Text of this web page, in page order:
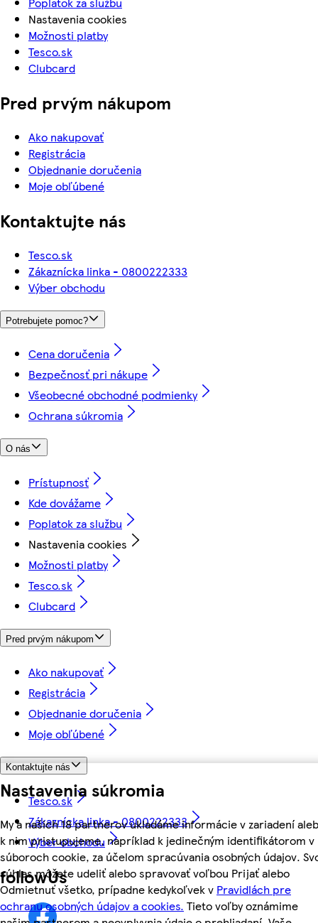
Nastavenia súkromia
My a našich 18 partnerov ukladáme informácie v zariadení
k nim pristupujeme, napríklad k jedinečným identifikátorom v
súboroch cookie, za účelom spracúvania osobných údajov.
súhlas môžete udeliť alebo spravovať voľbou Prijať alebo
Odmietnuť všetko, prípadne kedykoľvek v Pravidlách pre
ochranu osobných údajov a cookies. Tieto voľby oznámime
Nastavenia cookies
Možnosti platby
Tesco.sk
Clubcard
Pred prvým nákupom
Ako nakupovať
Registrácia
Objednanie doručenia
Moje obľúbené
Kontaktujte nás
Tesco.sk
Zákaznícka linka - 0800222333
Výber obchodu
Potrebujete pomoc?
Cena doručenia
Bezpečnosť pri nákupe
Všeobecné obchodné podmienky
Ochrana súkromia
O nás
Prístupnosť
Kde dovážame
Poplatok za službu
Nastavenia cookies
Možnosti platby
Tesco.sk
Clubcard
Pred prvým nákupom
Ako nakupovať
Registrácia
Objednanie doručenia
Moje obľúbené
Kontaktujte nás
Tesco.sk
Zákaznícka linka - 0800222333
Výber obchodu
followUs